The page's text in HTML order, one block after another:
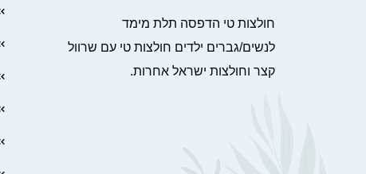
חולצות טי הדפסה תלת מימד
לנשים/גברים ילדים חולצות טי עם שרוול
קצר וחולצות ישראל אחרות.